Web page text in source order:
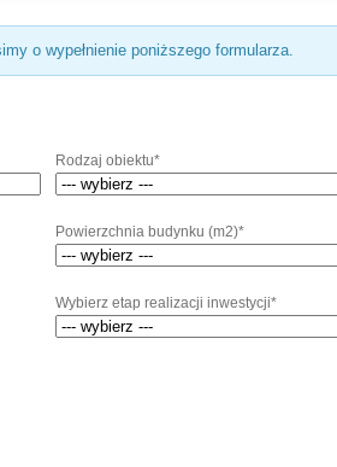
o wypełnienie poniższego formularza.
Rodzaj obiektu*
Powierzchnia budynku (m2)*
Wybierz etap realizacji inwestycji*